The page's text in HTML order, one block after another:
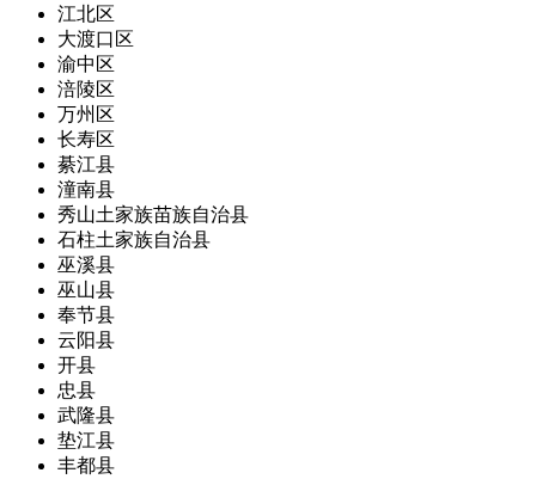
江北区
大渡口区
渝中区
涪陵区
万州区
长寿区
綦江县
潼南县
秀山土家族苗族自治县
石柱土家族自治县
巫溪县
巫山县
奉节县
云阳县
开县
忠县
武隆县
垫江县
丰都县